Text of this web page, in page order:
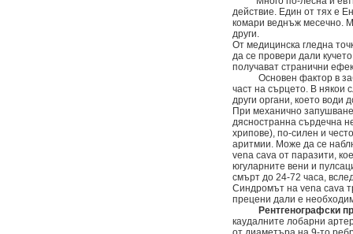
действие. Един от тях е
комари веднъж месечно.
други.
От медицинска гледна
да се провери дали
получават странични
Основен фактор в
част на сърцето. В някои
други органи, което води
При механично
дясностранна сърдечна
хрипове), по-силен и
аритмии. Може да се
vena cava от паразити,
югуларните вени и
смърт до 24-72 часа,
Синдромът на vena cava
прецени дали е
Рентгенографски
каудалните лобарни